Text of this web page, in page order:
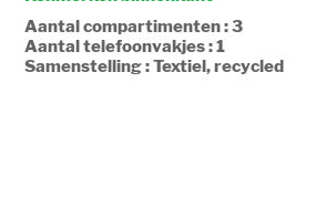
Aantal compartimenten : 3
Aantal telefoonvakjes : 1
Samenstelling : Textiel, recycled